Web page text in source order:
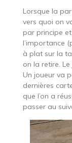
Lorsque la
vers quoi on
par principe
l’importance
à plat sur la
on la retire.
Un joueur va
dernières
que l’on a
passer au